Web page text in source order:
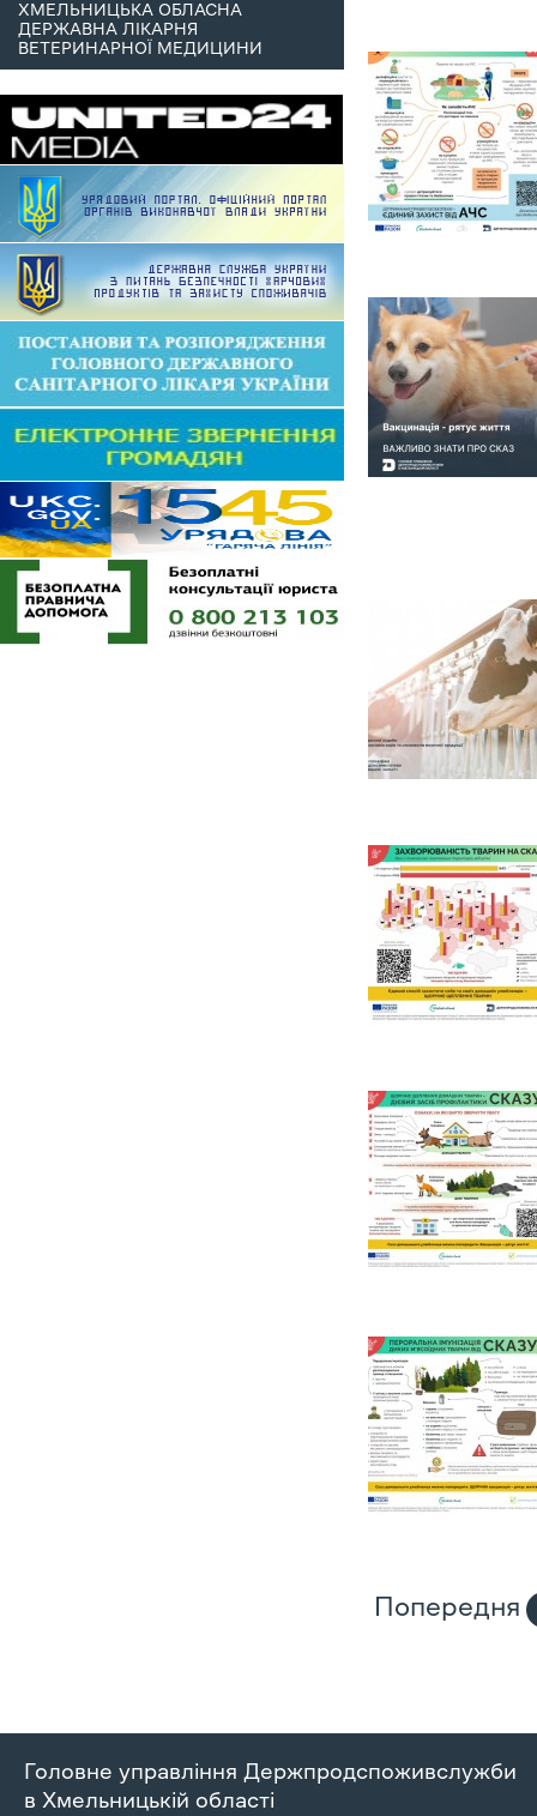
ХМЕЛЬНИЦЬКА ОБЛАСНА
ДЕРЖАВНА ЛІКАРНЯ
ВЕТЕРИНАРНОЇ МЕДИЦИНИ
Попередня
Головне управління Держпродспоживслужби
в Хмельницькій області